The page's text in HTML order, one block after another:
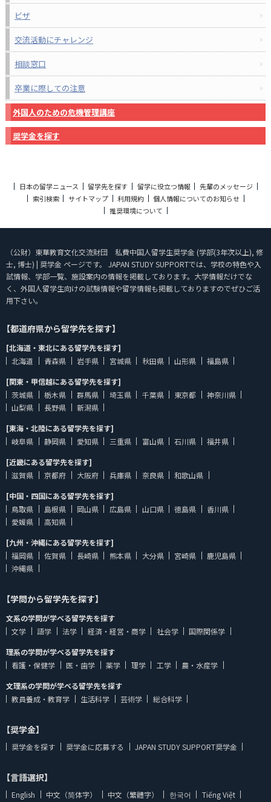
ビザ
交流活動にチャレンジ
相談窓口
卒業に際しての注意
外国人のための危機管理講座
奨学金を探す
日本の留学ニュース 留学先を探す 留学に役立つ情報
先輩のメッセージ
索引検索
サイトマップ 利用規約
個人情報についてのお知らせ
推奨環境について
（公財）東華教育文化交流財団 私費中国人留学生奨学金 (学部(3年次以上), 修
士, 博士) | 奨学金 ページです。 JAPAN STUDY SUPPORTでは、学校の特色や入
試情報、学部一覧、施設案内の情報を掲載しております。大学情報だけでな
く、外国人留学生向けの試験情報や留学情報も掲載しておりますのでぜひご活
用下さい。
【都道府県から留学先を探す】
[北海道・東北にある留学先を探す]
北海道
青森県 岩手県 宮城県 秋田県 山形県
福島県
[関東・甲信越にある留学先を探す]
茨城県
栃木県 群馬県 埼玉県 千葉県 東京都
神奈川県
山梨県
長野県
新潟県
[東海・北陸にある留学先を探す]
岐阜県
静岡県 愛知県 三重県 富山県 石川県
福井県
[近畿にある留学先を探す]
滋賀県
京都府 大阪府 兵庫県 奈良県
和歌山県
[中国・四国にある留学先を探す]
鳥取県
島根県 岡山県 広島県 山口県 徳島県
香川県
愛媛県
高知県
[九州・沖縄にある留学先を探す]
福岡県
佐賀県 長崎県 熊本県 大分県 宮崎県
鹿児島県
沖縄県
【学問から留学先を探す】
文系の学問が学べる留学先を探す
文学
語学 法学 経済・経営・商学 社会学
国際関係学
理系の学問が学べる留学先を探す
看護・保健学
医・歯学 薬学 理学 工学
農・水産学
文理系の学問が学べる留学先を探す
教員養成・教育学
生活科学 芸術学 総合科学
【奨学金】
奨学金を探す 奨学金に応募する JAPAN STUDY SUPPORT奨学金
【言語選択】
English 中文（简体字） 中文（繁體字） 한국어 Tiếng Việt